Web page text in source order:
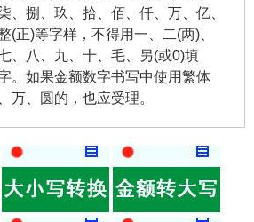
、捌、玖、拾、佰、仟、万、亿、
(正)等字样，不得用一、二(两)、
、八、九、十、毛、另(或0)填
。如果金额数字书写中使用繁体
万、圆的，也应受理。